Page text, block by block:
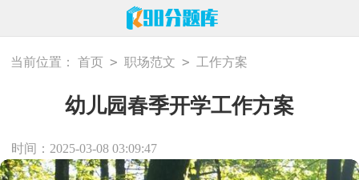
当前位置： 首页 > 职场范文 > 工作方案
幼儿园春季开学工作方案
时间：2025-03-08 03:09:47